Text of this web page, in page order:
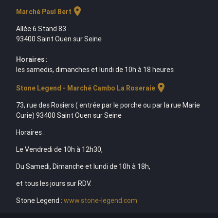
Marché Paul Bert location_on
Allée 6 Stand 83
93400 Saint Ouen sur Seine
Horaires :
les samedis, dimanches et lundi de 10h à 18 heures
Stone Legend - Marché Cambo La Roseraielocation_on
73, rue des Rosiers ( entrée par le porche ou par la rue Marie
Curie) 93400 Saint Ouen sur Seine
Horaires :
Le Vendredi de 10h à 12h30,
Du Samedi, Dimanche et lundi de 10h à 18h,
et tous les jours sur RDV.
Stone Legend : www.stone-legend.com